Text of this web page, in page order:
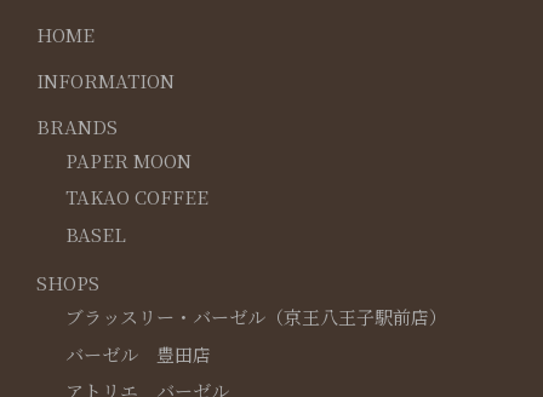
HOME
INFORMATION
BRANDS
PAPER MOON
TAKAO COFFEE
BASEL
SHOPS
ブラッスリー・バーゼル（京王八王子駅前店）
バーゼル 豊田店
アトリエ バーゼル